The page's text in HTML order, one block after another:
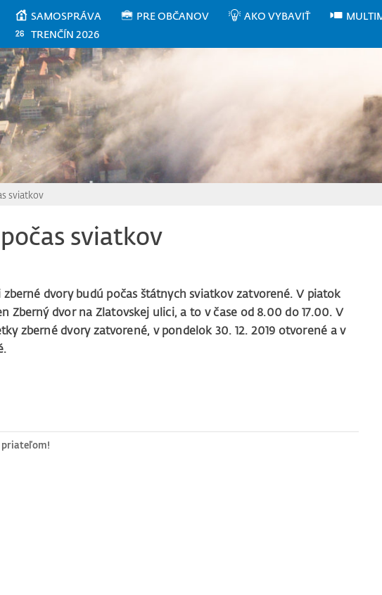
SAMOSPRÁVA PRE OBČANOV AKO VYBAVIŤ
TRENČÍN 2026
sviatkov
sviatkov
dvory budú počas štátnych sviatkov zatvorené. V piatok
Zberný dvor na Zlatovskej ulici, a to v čase od 8.00 do 17.00. V
zberné dvory zatvorené, v pondelok 30. 12. 2019 otvorené a v
priateľom!